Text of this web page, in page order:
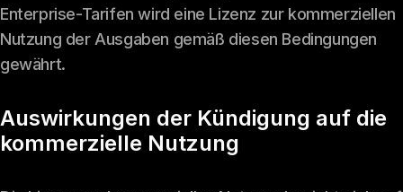
Enterprise-Tarifen wird eine Lizenz zur kommerziellen
Nutzung der Ausgaben gemäß diesen Bedingungen
gewährt.
Auswirkungen der Kündigung auf die
kommerzielle Nutzung